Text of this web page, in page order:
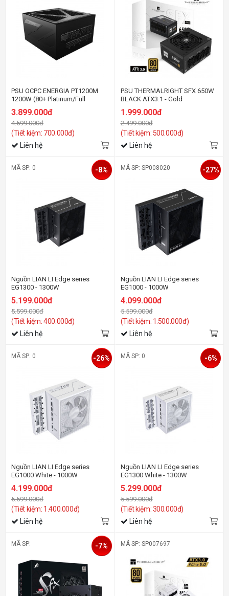
PSU OCPC ENERGIA PT1200M
1200W (80+ Platinum/Full
Modular)
3.899.000đ
4.599.000đ
(Tiết kiệm: 700.000đ)
Liên hệ
PSU THERMALRIGHT SFX 650W
BLACK ATX3.1 - Gold
1.999.000đ
2.499.000đ
(Tiết kiệm: 500.000đ)
Liên hệ
MÃ SP: 0
Nguồn LIAN LI Edge series
EG1300 - 1300W
Modular/Màu Đen)
5.199.000đ
5.599.000đ
(Tiết kiệm: 400.000đ)
-8%
Liên hệ
MÃ SP: SP008020
Nguồn LIAN LI Edge series
EG1000 - 1000W
Modular/Màu Đen)
4.099.000đ
5.599.000đ
(Tiết kiệm: 1.500.000đ)
-27%
Liên hệ
MÃ SP: 0
Nguồn LIAN LI Edge series
EG1000 White - 1000W
(ATX3.1/80+Platinum/Full
Modular/Màu Trắng)
4.199.000đ
5.599.000đ
(Tiết kiệm: 1.400.000đ)
-26%
Liên hệ
MÃ SP: 0
Nguồn LIAN LI Edge series
EG1300 White - 1300W
(ATX3.1/80+Platinum/Full
Modular/Màu Trắng)
5.299.000đ
5.599.000đ
(Tiết kiệm: 300.000đ)
-6%
Liên hệ
MÃ SP: -7% MÃ SP: SP007697